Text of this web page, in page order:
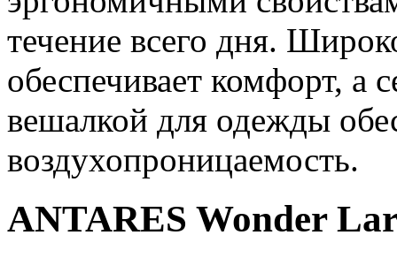
течение всего дня.
обеспечивает комфорт, а
вешалкой для одежды
воздухопроницаемость.
ANTARES Wonder